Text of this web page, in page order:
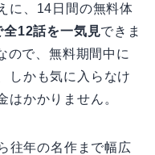
に、14日間の無料体
全12話を一気見できま
ので、無料期間中に
しかも気に入らなけ
はかかりません。
往年の名作まで幅広